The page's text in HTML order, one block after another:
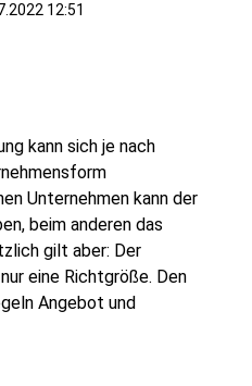
12:51
kann sich je nach
Unternehmen kann der
beim anderen das
gilt aber: Der
eine Richtgröße. Den
Angebot und